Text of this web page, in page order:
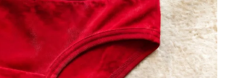
395 Kč